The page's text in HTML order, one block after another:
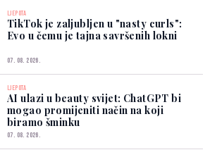
LJEPOTA
TikTok je zaljubljen u "nasty curls":
Evo u čemu je tajna savršenih lokni
07. 08. 2026.
LJEPOTA
AI ulazi u beauty svijet: ChatGPT bi
mogao promijeniti način na koji
biramo šminku
07. 08. 2026.